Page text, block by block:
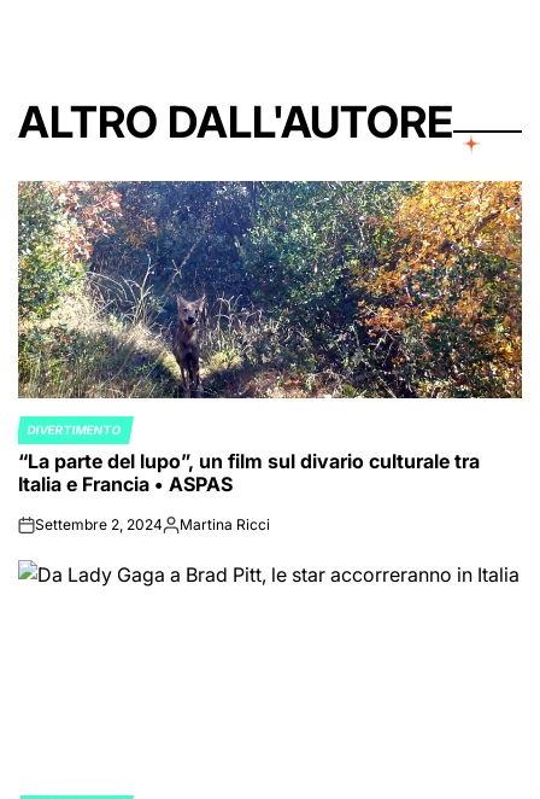
ALTRO DALL'AUTORE
POSTED
IN
DIVERTIMENTO
“La parte del lupo”, un film sul divario culturale tra
Italia e Francia • ASPAS
onSettembre 2, 2024PostedMartina Ricci